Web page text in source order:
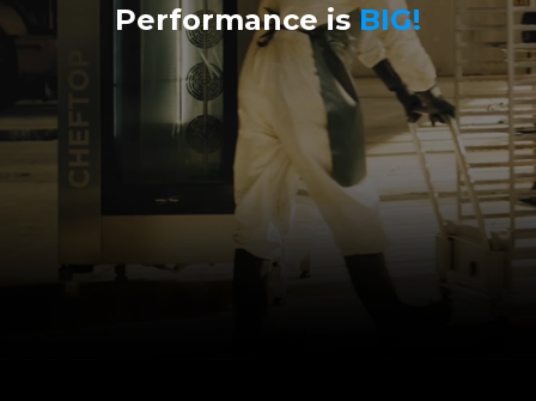
Performance isBIG!